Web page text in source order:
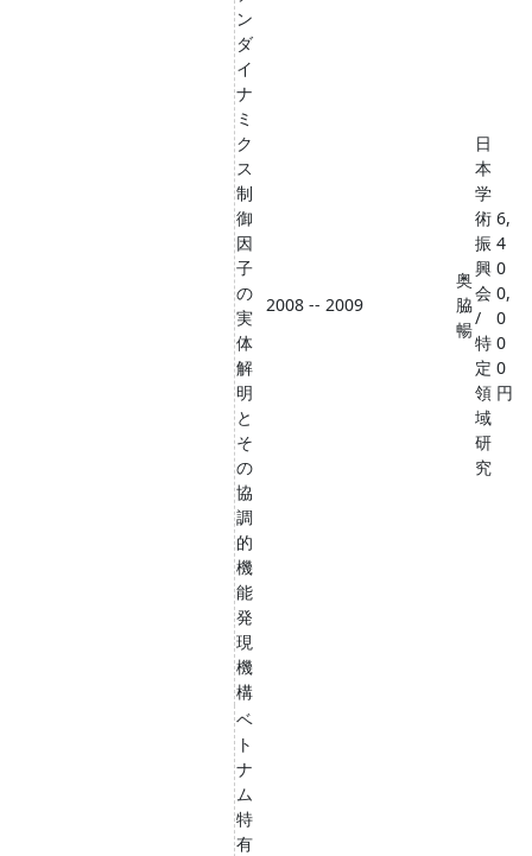
ン
ダ
イ
ナ
ミ
ク
ス
制
御
因
子
の
実
体
解
明
と
そ
の
協
調
的
機
能
発
現
機
構
2008 -- 2009
奥
脇
暢
日
本
学
術
振
興
会
/
特
定
領
域
研
究
6,
4
0
0,
0
0
0
円
ベ
ト
ナ
ム
特
有